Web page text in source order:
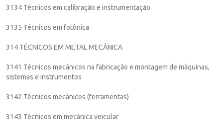
3134 Técnicos em calibração e instrumentação
3135 Técnicos em fotônica
314 TÉCNICOS EM METAL MECÂNICA
3141 Técnicos mecânicos na fabricação e montagem de máquinas,
sistemas e instrumentos
3142 Técnicos mecânicos (ferramentas)
3143 Técnicos em mecânica veicular